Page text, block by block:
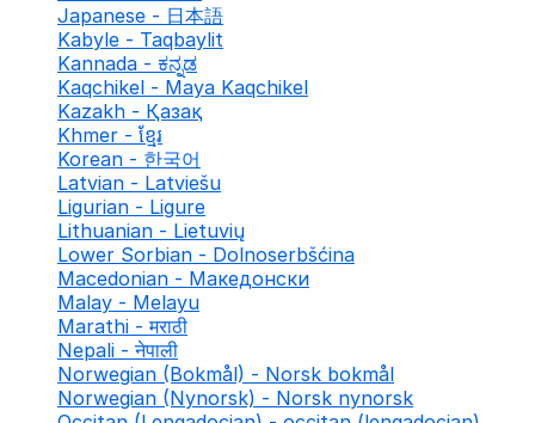
Japanese - 日本語
Kabyle - Taqbaylit
Kannada - ಕನ್ನಡ
Kaqchikel - Maya Kaqchikel
Kazakh - Қазақ
Khmer - ខ្មែរ
Korean - 한국어
Latvian - Latviešu
Ligurian - Ligure
Lithuanian - Lietuvių
Lower Sorbian - Dolnoserbšćina
Macedonian - Македонски
Malay - Melayu
Marathi - मराठी
Nepali - नेपाली
Norwegian (Bokmål) - Norsk bokmål
Norwegian (Nynorsk) - Norsk nynorsk